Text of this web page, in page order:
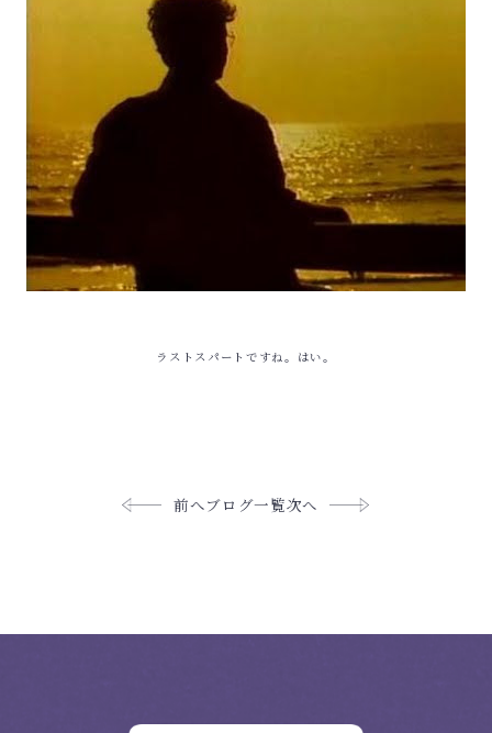
ラストスパートですね。はい。
前へブログ一覧次へ